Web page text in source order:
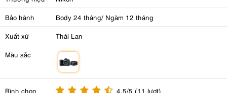
Bảo hành Body 24 tháng/ Ngàm 12 tháng
Xuất xứ Thái Lan
Màu sắc
Bình chọn 4.5/5 (11 lượt)